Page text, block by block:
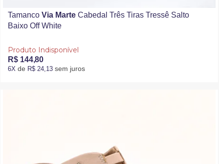
TamancoVia Marte Cabedal Três Tiras Tressê Salto
Baixo Off White
Produto Indisponível
R$ 144,80
6X de R$ 24,13 sem juros